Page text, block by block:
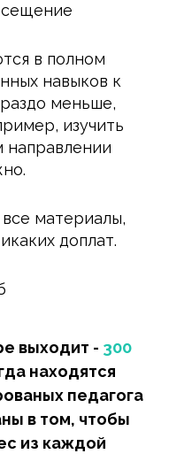
в полном
навыков к
меньше,
изучить
направлении
материалы,
доплат.
выходит - 300
находятся
педагога
в том, чтобы
из каждой